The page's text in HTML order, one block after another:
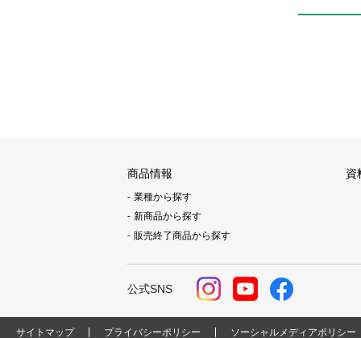
商品情報
業種から探す
新商品から探す
販売終了商品から探す
資
公式SNS
サイトマップ プライバシーポリシー ソーシャルメディアポリシー